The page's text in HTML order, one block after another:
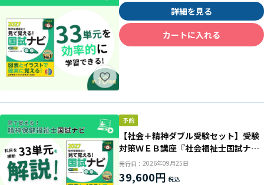
詳細を見る
カートに入れる
【社会＋精神ダブル受験セット】受験
対策ＷＥＢ講座『社会福祉士国試ナビ
２０２７』＆『精神保健福祉士国試ナ
ビ［専門科目］２０２７』
発行日： 2026年09月25日
39,600円